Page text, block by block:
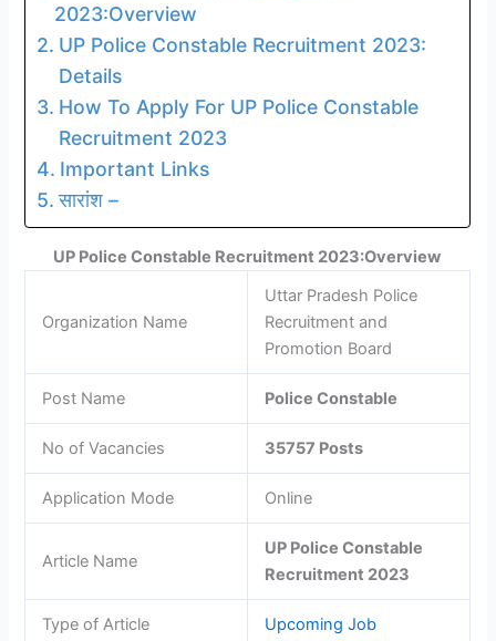
2023:Overview
UP Police Constable Recruitment 2023:
Details
How To Apply For UP Police Constable
Recruitment 2023
Important Links
सारांश –
UP Police Constable Recruitment 2023:Overview
Organization Name
Uttar Pradesh Police
Recruitment and
Promotion Board
Post Name Police Constable
No of Vacancies 35757 Posts
Application Mode Online
Article Name
UP Police Constable
Recruitment 2023
Type of Article Upcoming Job